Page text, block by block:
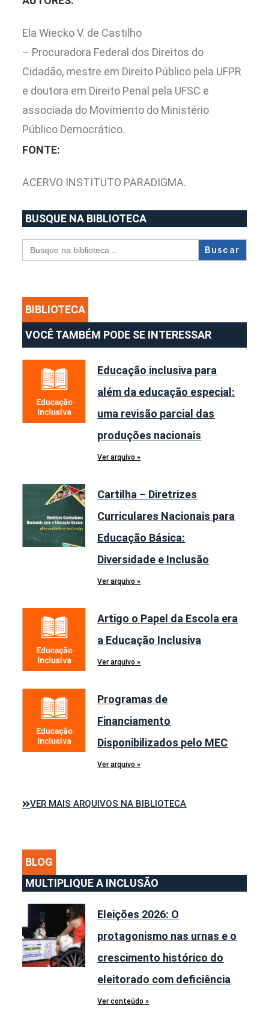
Ela Wiecko V. de Castilho
– Procuradora Federal dos Direitos do
Cidadão, mestre em Direito Público pela UFPR
e doutora em Direito Penal pela UFSC e
associada do Movimento do Ministério
Público Democrático.
FONTE:
ACERVO INSTITUTO PARADIGMA.
BUSQUE NA BIBLIOTECA
Search
for:
BIBLIOTECA
VOCÊ TAMBÉM PODE SE INTERESSAR
Educação inclusiva para
além da educação especial:
uma revisão parcial das
produções nacionais
Ver arquivo »
Cartilha – Diretrizes
Curriculares Nacionais para
Educação Básica:
Diversidade e Inclusão
Ver arquivo »
Artigo o Papel da Escola era
a Educação Inclusiva
Ver arquivo »
Programas de
Financiamento
Disponibilizados pelo MEC
Ver arquivo »
VER MAIS ARQUIVOS NA BIBLIOTECA
BLOG
MULTIPLIQUE A INCLUSÃO
Eleições 2026: O
protagonismo nas urnas e o
crescimento histórico do
eleitorado com deficiência
Ver conteúdo »